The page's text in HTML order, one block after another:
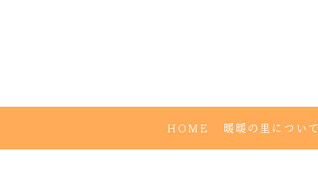
HOME 暖暖の里について